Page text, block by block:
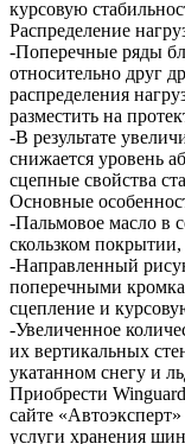
курсовую
Распределение
-Поперечные ряды
относительно друг
распределения
разместить на
-В результате
снижается уровень
сцепные свойства
Основные
-Пальмовое масло в
скользком
-Направленный
поперечными
сцепление и
-Увеличенное
их вертикальных
укатанном снегу и
Приобрести
сайте
услуги хранения